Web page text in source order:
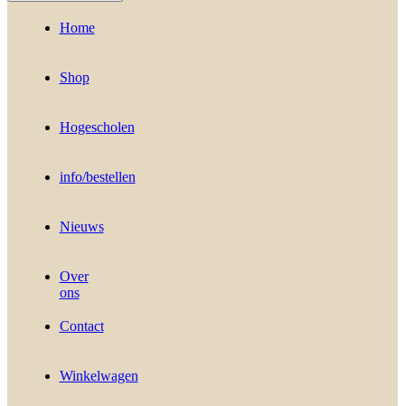
Home
Shop
Hogescholen
info/bestellen
Nieuws
Over
ons
Contact
Winkelwagen